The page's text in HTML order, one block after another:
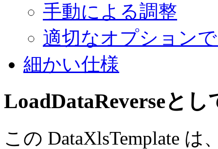
手動による調整
適切なオプション
細かい仕様
LoadDataReverseとし
この DataXlsTemplate は